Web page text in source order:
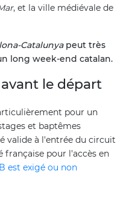
, et la ville médiévale de
Catalunyapeut très
long week-end catalan.
le départ
pour un
et baptêmes
valide à l'entrée du circuit
pour l'accès en
est exigé ou non